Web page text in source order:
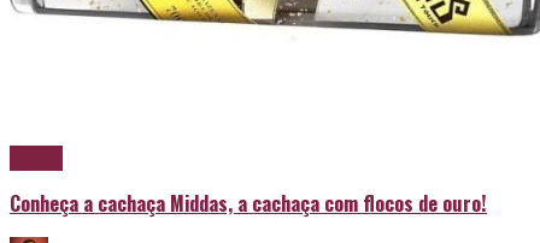
Conheça a cachaça Middas, a cachaça com flocos de ouro!